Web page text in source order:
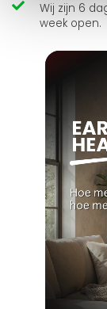
Wij zijn 6
week open.